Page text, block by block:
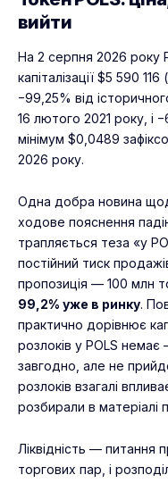
вийти
На 2 серпня 2026 року
капіталізації $5 590
−99,25% від
16 лютого 2021 року, і
мінімум $0,0489
2026 року.
Одна добра новина
ходове пояснення
трапляється теза «у
постійний тиск
пропозиція — 100 млн
99,2% уже в ринку.
практично дорівнює
розлоків у POLS
завгодно, але не
розлоків взагалі
розбирали в матеріалі
Ліквідність — питання
торгових пар, і